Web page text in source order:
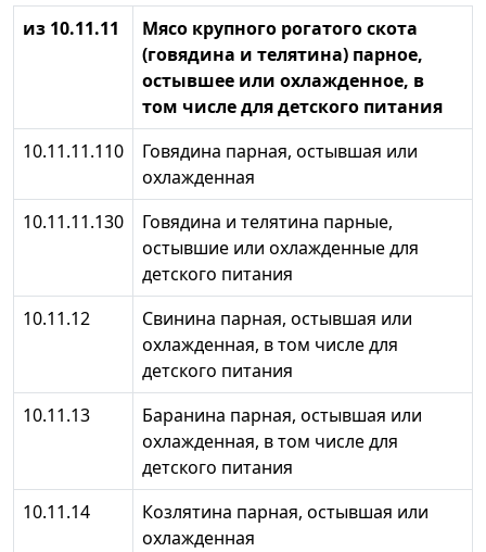
из 10.11.11
Мясо крупного рогатого скота
(говядина и телятина) парное,
остывшее или охлажденное, в
том числе для детского питания
10.11.11.110
Говядина парная, остывшая или
охлажденная
10.11.11.130
Говядина и телятина парные,
остывшие или охлажденные для
детского питания
10.11.12
Свинина парная, остывшая или
охлажденная, в том числе для
детского питания
10.11.13
Баранина парная, остывшая или
охлажденная, в том числе для
детского питания
10.11.14
Козлятина парная, остывшая или
охлажденная